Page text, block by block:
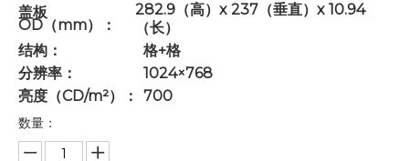
盖板
OD（mm）：
282.9（高）x 237（垂直）x 10.94
（长）
结构：
格+格
分辨率：
1024×768
亮度（CD/m²）：
700
数量：